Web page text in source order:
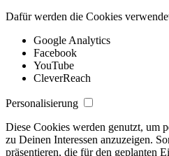
Dafür werden die Cookies
Google Analytics
Facebook
YouTube
CleverReach
Personalisierung
Diese Cookies werden genutzt, um
zu Deinen Interessen anzuzeigen.
präsentieren, die für den geplanten